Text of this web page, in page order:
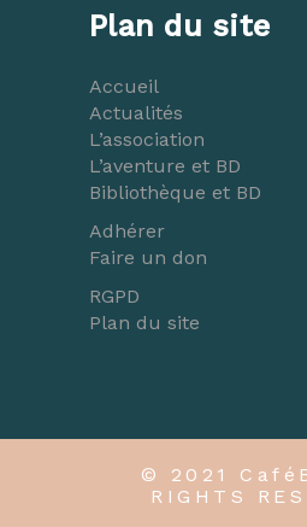
Plan du site
Accueil
Actualités
L’association
L’aventure et BD
Bibliothèque et BD
Adhérer
Faire un don
RGPD
Plan du site
© 2021
RIGHTS